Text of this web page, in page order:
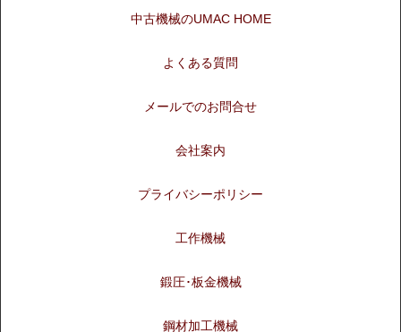
中古機械のUMAC HOME
よくある質問
メールでのお問合せ
会社案内
プライバシーポリシー
工作機械
鍛圧･板金機械
鋼材加工機械